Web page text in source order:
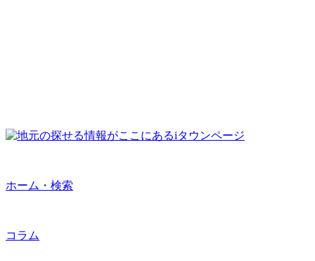
ホーム・検索
コラム